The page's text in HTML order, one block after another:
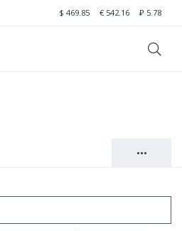
$ 469.85 € 542.16 ₽ 5.78
•••